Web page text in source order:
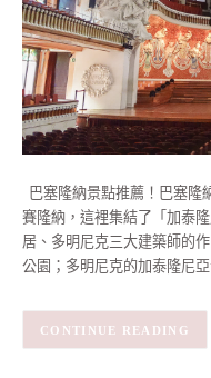
巴塞隆納景點推薦！巴塞隆
賽隆納，這裡集結了「加泰
居、多明尼克三大建築師的
公園；多明尼克的加泰隆尼
CONTINUE READING